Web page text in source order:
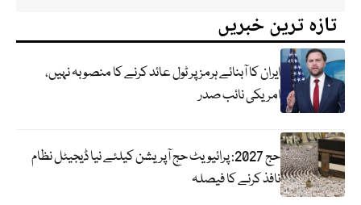
تازہ ترین خبریں
ایران کا آبنائے ہرمز پر ٹول عائد کرنے کا منصوبہ نہیں،
امریکی نائب صدر
حج 2027: پرائیویٹ حج آپریشن کیلئے نیا ڈیجیٹل نظام
نافذ کرنے کا فیصلہ